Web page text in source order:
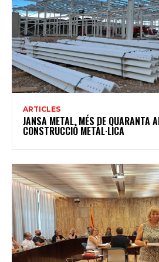
ARTICLES
JANSA METAL, MÉS DE QUARANTA
CONSTRUCCIÓ METÀL·LICA